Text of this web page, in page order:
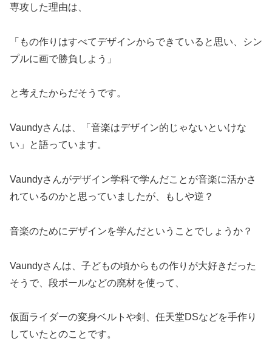
専攻した理由は、
「もの作りはすべてデザインからできていると思い、シン
プルに画で勝負しよう」
と考えたからだそうです。
Vaundyさんは、「音楽はデザイン的じゃないといけな
い」と語っています。
Vaundyさんがデザイン学科で学んだことが音楽に活かさ
れているのかと思っていましたが、もしや逆？
音楽のためにデザインを学んだということでしょうか？
Vaundyさんは、子どもの頃からもの作りが大好きだった
そうで、段ボールなどの廃材を使って、
仮面ライダーの変身ベルトや剣、任天堂DSなどを手作り
していたとのことです。